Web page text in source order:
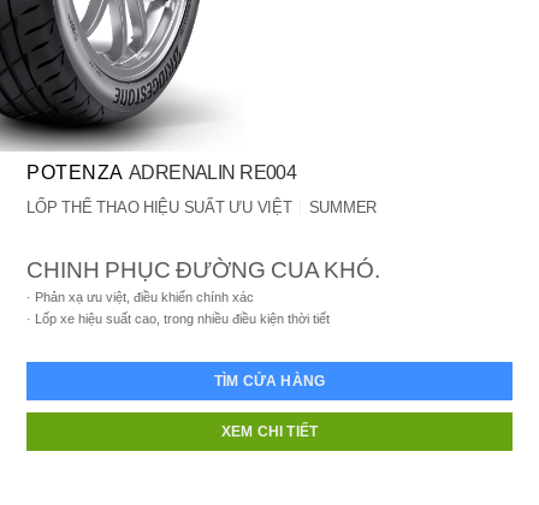
POTENZA ADRENALIN RE004
LỐP THỂ THAO HIỆU SUẤT ƯU VIỆT SUMMER
CHINH PHỤC ĐƯỜNG CUA KHÓ.
Phản xạ ưu việt, điều khiển chính xác
Lốp xe hiệu suất cao, trong nhiều điều kiện thời tiết
TÌM CỬA HÀNG
XEM CHI TIẾT